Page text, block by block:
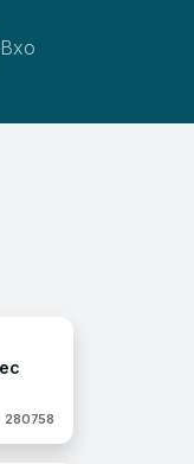
Вхо
280758